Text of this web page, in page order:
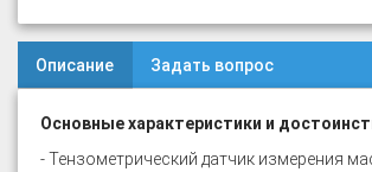
Описание Задать вопрос
Основные характеристики и
- Тензометрический датчик измерения